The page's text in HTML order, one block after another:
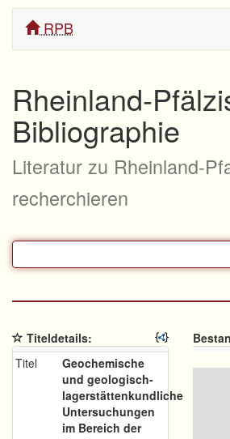
RPB
Rheinland-
Bibliographie
Literatur zu Rheinland-
recherchieren
Titeldetails:
Titel
Geochemische
und geologisch-
lagerstättenkundliche
Untersuchungen
im Bereich der